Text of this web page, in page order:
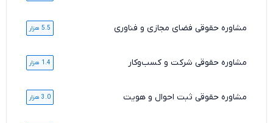
مشاوره حقوقی فضای مجازی و فناوری 5.5 هزار
مشاوره حقوقی شرکت و کسب‌وکار 1.4 هزار
مشاوره حقوقی ثبت احوال و هویت 3.0 هزار